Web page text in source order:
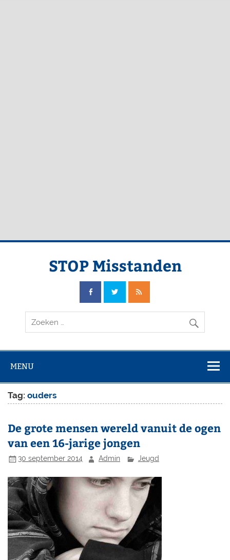
Doorgaan
STOP Misstanden
MENU
Tag:ouders
De grote mensen wereld vanuit de ogen
van een 16-jarige jongen
30 september 2014 Admin Jeugd